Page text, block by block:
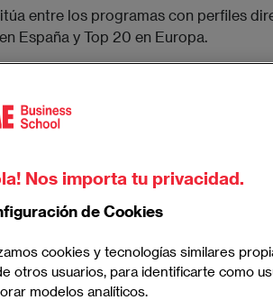
entre los programas con perfiles
España y Top 20 en Europa.
EMBA ha crecido más de un 30%,
del país junto a IESE e IE.
de nuevo como una de las business
como Top 3 en España, Top 10
Nos importa tu privacidad.
de Cookies
cookies y tecnologías similares
otros usuarios, para identificarte como
modelos analíticos.